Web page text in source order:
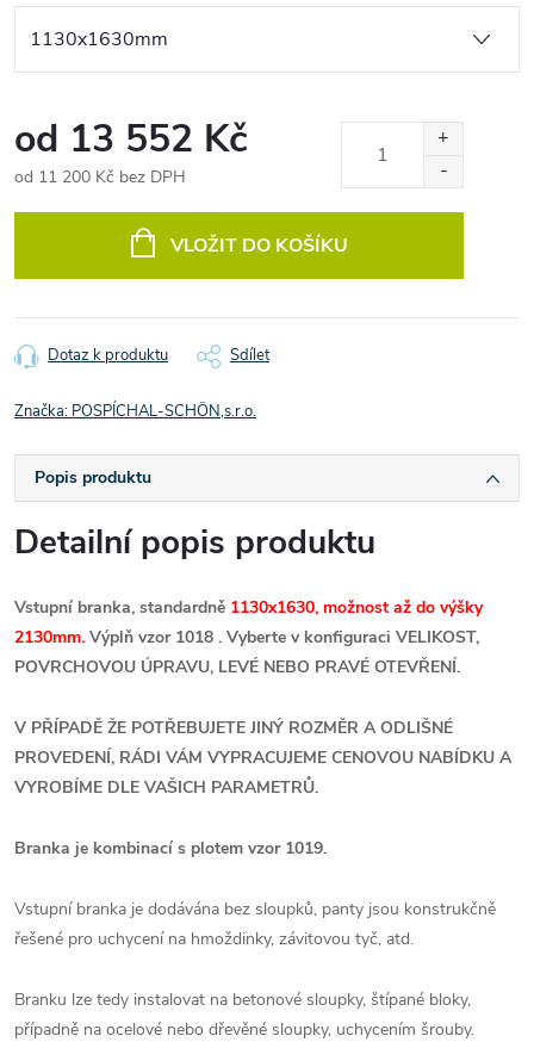
od 13 552 Kč
od 11 200 Kč bez DPH
VLOŽIT DO KOŠÍKU
Dotaz k produktu Sdílet
Značka: POSPÍCHAL-SCHÖN,s.r.o.
Popis produktu
Detailní popis produktu
Vstupní branka, standardně 1130x1630, možnost až do výšky
2130mm. Výplň vzor 1018 . Vyberte v konfiguraci VELIKOST,
POVRCHOVOU ÚPRAVU, LEVÉ NEBO PRAVÉ OTEVŘENÍ.
V PŘÍPADĚ ŽE POTŘEBUJETE JINÝ ROZMĚR A ODLIŠNÉ
PROVEDENÍ, RÁDI VÁM VYPRACUJEME CENOVOU NABÍDKU A
VYROBÍME DLE VAŠICH PARAMETRŮ.
Branka je kombinací s plotem vzor 1019.
Vstupní branka je dodávána bez sloupků, panty jsou konstrukčně
řešené pro uchycení na hmoždinky, závitovou tyč, atd.
Branku lze tedy instalovat na betonové sloupky, štípané bloky,
případně na ocelové nebo dřevěné sloupky, uchycením šrouby.